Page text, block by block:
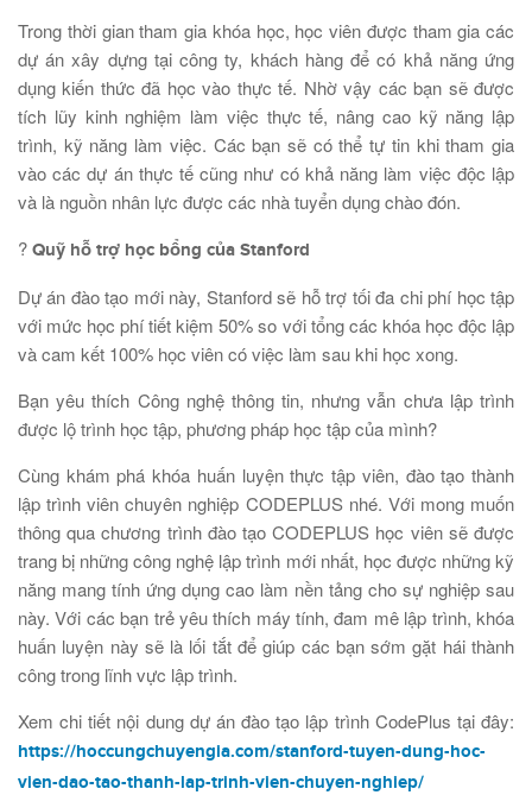
Trong thời gian tham gia khóa học, học viên được tham gia các
dự án xây dựng tại công ty, khách hàng để có khả năng ứng
dụng kiến thức đã học vào thực tế. Nhờ vậy các bạn sẽ được
tích lũy kinh nghiệm làm việc thực tế, nâng cao kỹ năng lập
trình, kỹ năng làm việc. Các bạn sẽ có thể tự tin khi tham gia
vào các dự án thực tế cũng như có khả năng làm việc độc lập
và là nguồn nhân lực được các nhà tuyển dụng chào đón.
? Quỹ hỗ trợ học bổng của Stanford
Dự án đào tạo mới này, Stanford sẽ hỗ trợ tối đa chi phí học tập
với mức học phí tiết kiệm 50% so với tổng các khóa học độc lập
và cam kết 100% học viên có việc làm sau khi học xong.
Bạn yêu thích Công nghệ thông tin, nhưng vẫn chưa lập trình
được lộ trình học tập, phương pháp học tập của mình?
Cùng khám phá khóa huấn luyện thực tập viên, đào tạo thành
lập trình viên chuyên nghiệp CODEPLUS nhé. Với mong muốn
thông qua chương trình đào tạo CODEPLUS học viên sẽ được
trang bị những công nghệ lập trình mới nhất, học được những kỹ
năng mang tính ứng dụng cao làm nền tảng cho sự nghiệp sau
này. Với các bạn trẻ yêu thích máy tính, đam mê lập trình, khóa
huấn luyện này sẽ là lối tắt để giúp các bạn sớm gặt hái thành
công trong lĩnh vực lập trình.
Xem chi tiết nội dung dự án đào tạo lập trình CodePlus tại đây:
https://hoccungchuyengia.com/stanford-tuyen-dung-hoc-
vien-dao-tao-thanh-lap-trinh-vien-chuyen-nghiep/